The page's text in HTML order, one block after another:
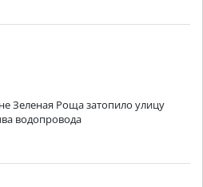
Зеленая Роща затопило улицу
водопровода